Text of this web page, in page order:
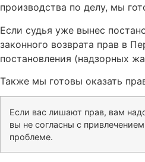
производства по делу, мы
Если судья уже вынес
законного возврата прав в
постановления (надзорных
Также мы готовы оказать
Если вас лишают прав, вам
вы не согласны с
проблеме.